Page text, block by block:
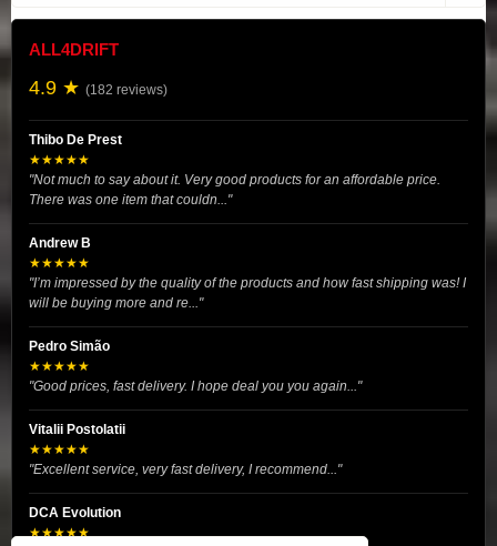
ALL4DRIFT
4.9 ★ (182 reviews)
Thibo De Prest
★★★★★
"Not much to say about it. Very good products for an affordable price.
There was one item that couldn..."
Andrew B
★★★★★
"I’m impressed by the quality of the products and how fast shipping was! I
will be buying more and re..."
Pedro Simão
★★★★★
"Good prices, fast delivery. I hope deal you you again..."
Vitalii Postolatii
★★★★★
"Excellent service, very fast delivery, I recommend..."
DCA Evolution
★★★★★